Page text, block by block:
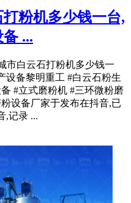
粉机多少钱一台,
...
市白云石打粉机多少钱一
设备黎明重工 #白云石粉生
#立式磨粉机 #三环微粉磨
设备厂家于发布在抖音,已
,记录 ...